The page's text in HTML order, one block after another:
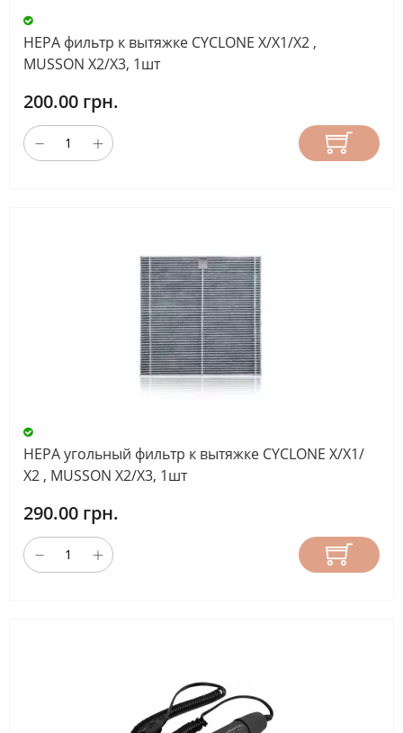
HEPA фильтр к вытяжке CYCLONE X/Х1/Х2 ,
MUSSON X2/X3, 1шт
200.00 грн.
HEPA угольный фильтр к вытяжке CYCLONE X/Х1/
Х2 , MUSSON X2/X3, 1шт
290.00 грн.